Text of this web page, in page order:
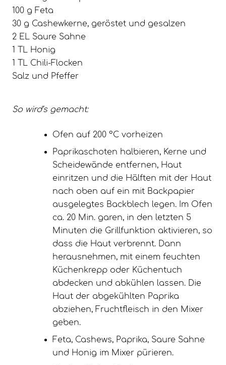
100 g Feta
30 g Cashewkerne, geröstet und gesalzen
2 EL Saure Sahne
1 TL Honig
1 TL Chili-Flocken
Salz und Pfeffer
So wird’s gemacht:
Ofen auf 200 °C vorheizen
Paprikaschoten halbieren, Kerne und
Scheidewände entfernen, Haut
einritzen und die Hälften mit der Haut
nach oben auf ein mit Backpapier
ausgelegtes Backblech legen. Im Ofen
ca. 20 Min. garen, in den letzten 5
Minuten die Grillfunktion aktivieren, so
dass die Haut verbrennt. Dann
herausnehmen, mit einem feuchten
Küchenkrepp oder Küchentuch
abdecken und abkühlen lassen. Die
Haut der abgekühlten Paprika
abziehen, Fruchtfleisch in den Mixer
geben.
Feta, Cashews, Paprika, Saure Sahne
und Honig im Mixer pürieren.